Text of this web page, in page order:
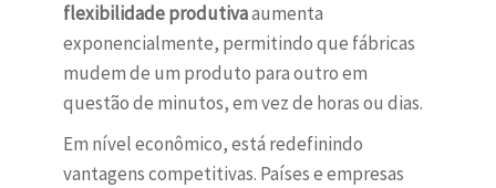
flexibilidade produtivaaumenta
exponencialmente, permitindo que fábricas
mudem de um produto para outro em
questão de minutos, em vez de horas ou dias.
Em nível econômico, está redefinindo
vantagens competitivas. Países e empresas